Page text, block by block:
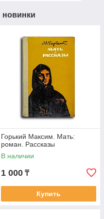
Горький Максим. Мать:
роман. Рассказы
В наличии
1 000 ₸
Купить